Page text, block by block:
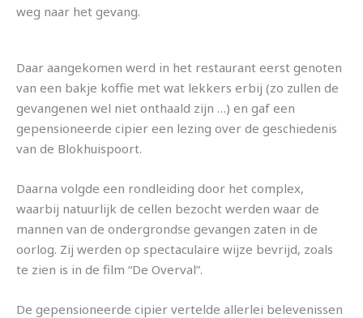
weg naar het gevang.
Daar aangekomen werd in het restaurant eerst genoten
van een bakje koffie met wat lekkers erbij (zo zullen de
gevangenen wel niet onthaald zijn …) en gaf een
gepensioneerde cipier een lezing over de geschiedenis
van de Blokhuispoort.
Daarna volgde een rondleiding door het complex,
waarbij natuurlijk de cellen bezocht werden waar de
mannen van de ondergrondse gevangen zaten in de
oorlog. Zij werden op spectaculaire wijze bevrijd, zoals
te zien is in de film “De Overval”.
De gepensioneerde cipier vertelde allerlei belevenissen